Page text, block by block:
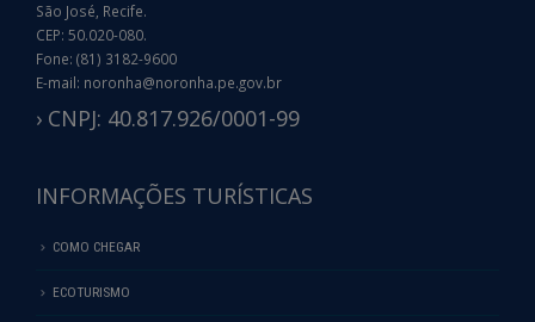
São José, Recife.
CEP: 50.020-080.
Fone: (81) 3182-9600
E-mail: noronha@noronha.pe.gov.br
› CNPJ: 40.817.926/0001-99
INFORMAÇÕES TURÍSTICAS
COMO CHEGAR
ECOTURISMO